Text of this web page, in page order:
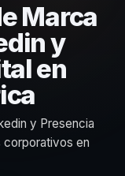
Marca
y
en
y Presencia
corporativos en